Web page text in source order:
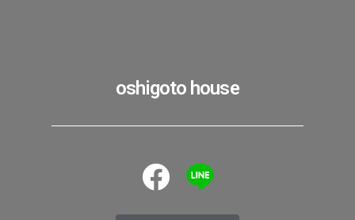
oshigoto house